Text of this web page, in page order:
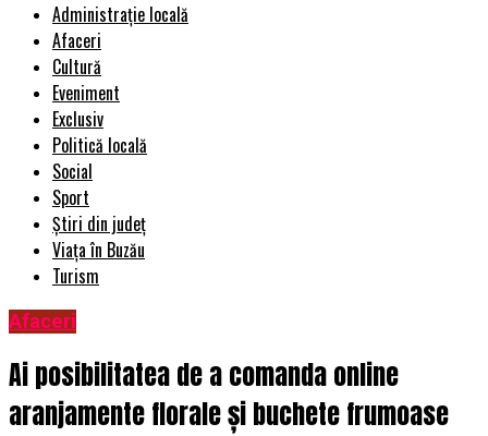
Administrație locală
Afaceri
Cultură
Eveniment
Exclusiv
Politică locală
Social
Sport
Știri din județ
Viața în Buzău
Turism
Afaceri
Ai posibilitatea de a comanda online
aranjamente florale și buchete frumoase